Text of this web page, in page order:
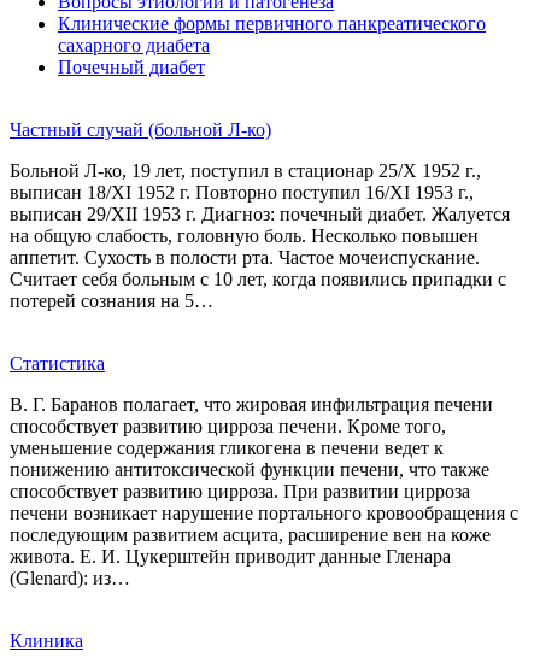
Клинические формы первичного панкреатического
сахарного диабета
Почечный диабет
Частный случай (больной Л-ко)
Больной Л-ко, 19 лет, поступил в стационар 25/Х 1952 г.,
выписан 18/XI 1952 г. Повторно поступил 16/XI 1953 г.,
выписан 29/XII 1953 г. Диагноз: почечный диабет. Жалуется
на общую слабость, головную боль. Несколько повышен
аппетит. Сухость в полости рта. Частое мочеиспускание.
Считает себя больным с 10 лет, когда появились припадки с
потерей сознания на 5…
Статистика
В. Г. Баранов полагает, что жировая инфильтрация печени
способствует развитию цирроза печени. Кроме того,
уменьшение содержания гликогена в печени ведет к
понижению антитоксической функции печени, что также
способствует развитию цирроза. При развитии цирроза
печени возникает нарушение портального кровообращения с
последующим развитием асцита, расширение вен на коже
живота. Е. И. Цукерштейн приводит данные Гленара
(Glenard): из…
Клиника